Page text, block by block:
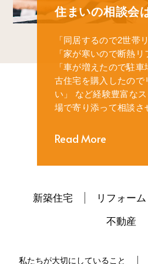
住まいの相談会
「同居するので2世帯
「家が寒いので断熱リ
「車が増えたので駐車
古住宅を購入したので
い」
など経験豊富な
場で寄り添って相談さ
Read More
新築住宅 リフォーム
不動産
私たちが大切にしていること